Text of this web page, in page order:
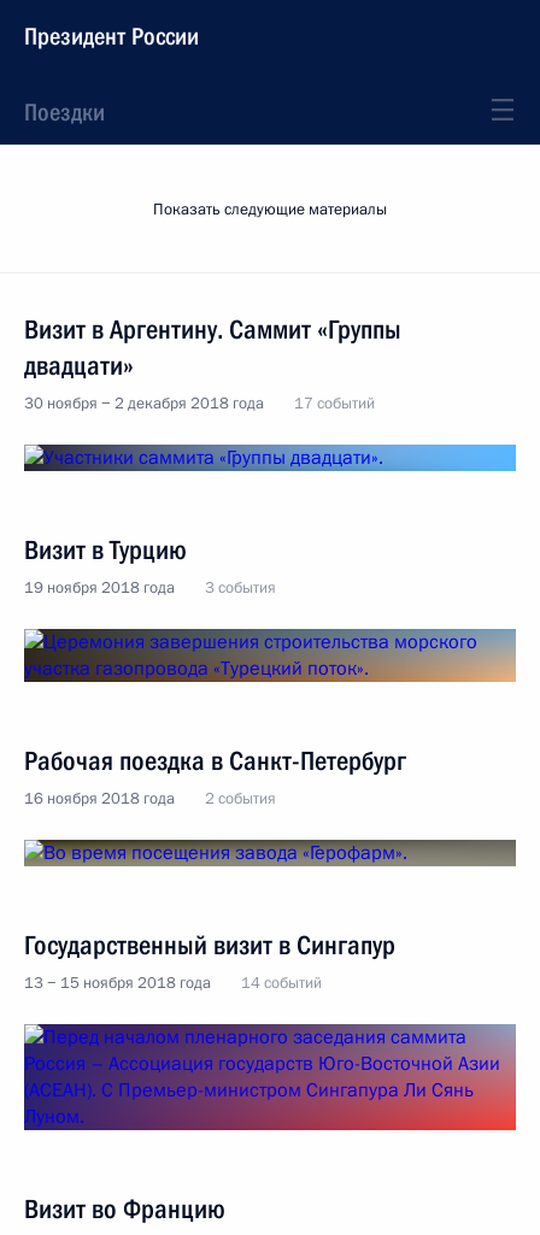
Президент России
Поездки
Показать следующие материалы
Визит в Аргентину. Саммит «Группы
двадцати»
30 ноября − 2 декабря 2018 года 17 событий
Визит в Турцию
19 ноября 2018 года 3 события
Рабочая поездка в Санкт-Петербург
16 ноября 2018 года 2 события
Государственный визит в Сингапур
13 − 15 ноября 2018 года 14 событий
Визит во Францию